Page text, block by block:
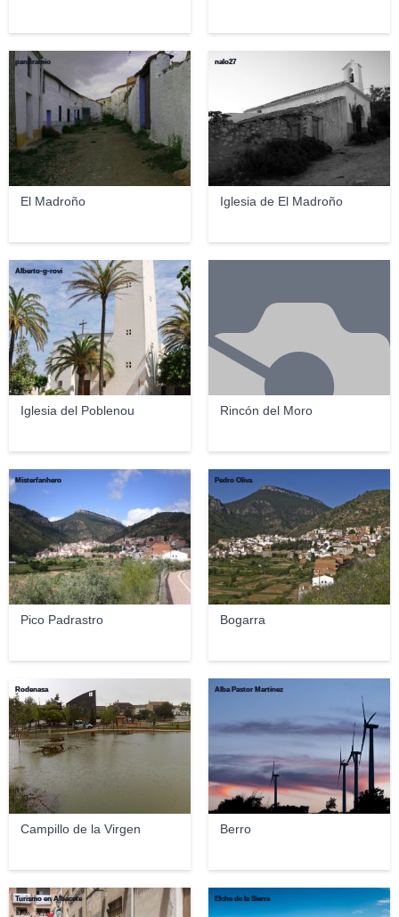
El Madroño
panoramio
Iglesia de El Madroño
nalo27
Iglesia del Poblenou
Alberto-g-rovi
Rincón del Moro
Pico Padrastro
Misterfanhero
Bogarra
Pedro Oliva
Campillo de la Virgen
Rodenasa
Berro
Alba Pastor Martínez
Turismo en Albacete Elche de la Sierra